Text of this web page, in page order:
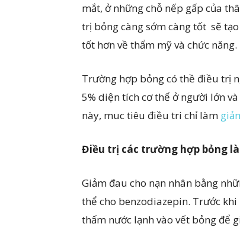
mắt, ở những chỗ nếp gấp của
trị bỏng càng sớm càng tốt sẽ
tốt hơn về thẩm mỹ và chức năng.
Trường hợp bỏng có thề điều trị
5% diện tích cơ thể ở người lớn
này, muc tiêu điều tri chỉ làm
Điều trị các trường hợp bỏng
Giảm đau cho nạn nhân bằng
thể cho benzodiazepin. Trước
thấm nước lạnh vào vết bỏng để